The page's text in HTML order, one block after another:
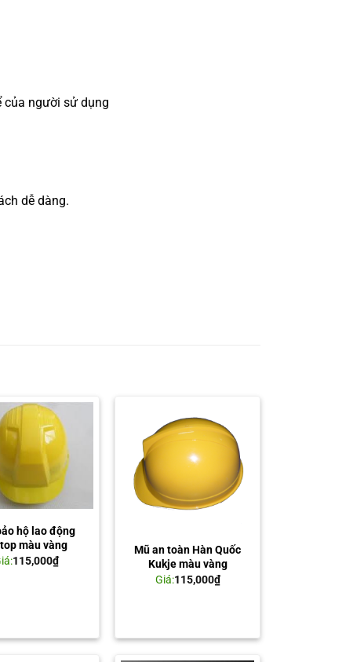
của người sử dụng
dễ dàng.
hộ lao động
màu vàng
115,000₫
Mũ an toàn Hàn Quốc
Kukje màu vàng
Giá:115,000₫